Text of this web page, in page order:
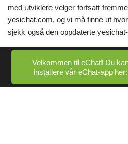
med utviklere velger fortsatt
yesichat.com, og vi må finne ut
sjekk også den oppdaterte
Finn personer nær deg for å
som helst i verden.
Hvis du oppfyller likesinnede
Velkommen til eChat! Du
installere vår eChat-app her: